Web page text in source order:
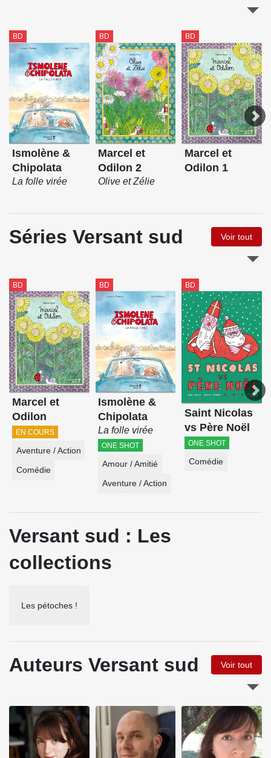
BD
Ismolène &
Chipolata
La folle virée
BD
Marcel et
Odilon 2
Olive et Zélie
BD
Marcel et
Odilon 1
Séries Versant sud Voir tout
BD
Marcel et
Odilon
EN COURS
Aventure / Action
Comédie
BD
Ismolène &
Chipolata
La folle virée
ONE SHOT
Amour / Amitié
Aventure / Action
BD
Saint Nicolas
vs Père Noël
ONE SHOT
Comédie
Versant sud : Les
collections
Les pétoches !
Auteurs Versant sud Voir tout